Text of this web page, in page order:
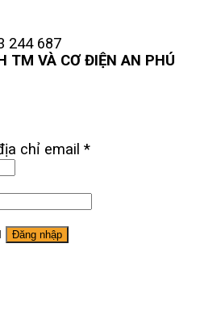
244 687
TM VÀ CƠ ĐIỆN AN PHÚ
chỉ email *
Đăng nhập